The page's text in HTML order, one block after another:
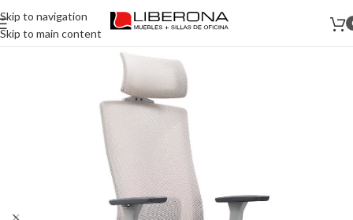
Skip to navigation
Skip to main content